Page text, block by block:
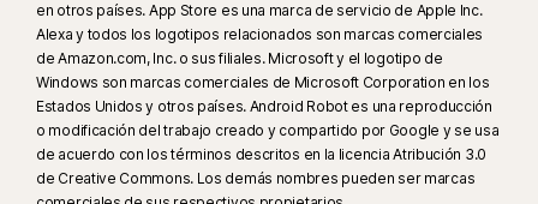
en otros países. App Store es una marca de servicio de Apple Inc.
Alexa y todos los logotipos relacionados son marcas comerciales
de Amazon.com, Inc. o sus filiales. Microsoft y el logotipo de
Windows son marcas comerciales de Microsoft Corporation en los
Estados Unidos y otros países. Android Robot es una reproducción
o modificación del trabajo creado y compartido por Google y se usa
de acuerdo con los términos descritos en la licencia Atribución 3.0
de Creative Commons. Los demás nombres pueden ser marcas